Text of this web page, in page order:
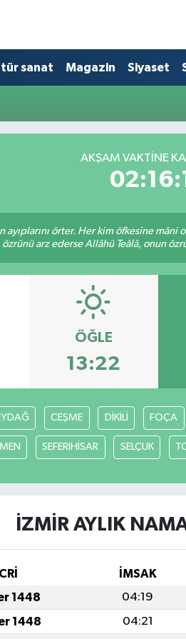
sanat Magazin Siyaset
AKŞAM VAKTINE
ayıplarını örter. Her kim öfkesine
özrünü arz ederse Allâhü Teâlâ, onun
ÖĞLE
13:22
CEŞME DİKİLİ FOÇA
SEFERIHİSAR SELÇUK
İZMİR AYLIK
İMSAK
1448 04:19
1448 04:21